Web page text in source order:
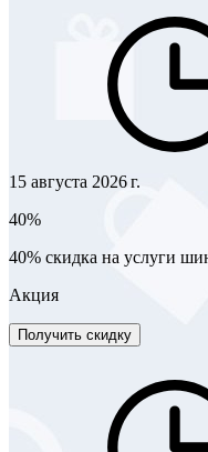
15 августа 2026 г.
40%
40% скидка на услуги
Акция
Получить скидку